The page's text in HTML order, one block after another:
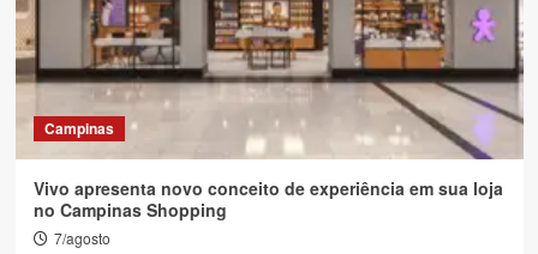
Campinas
Vivo apresenta novo conceito de experiência em sua loja
no Campinas Shopping
7/agosto